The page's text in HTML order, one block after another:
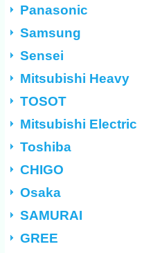
Panasonic
Samsung
Sensei
Mitsubishi Heavy
TOSOT
Mitsubishi Electric
Toshiba
CHIGO
Osaka
SAMURAI
GREE